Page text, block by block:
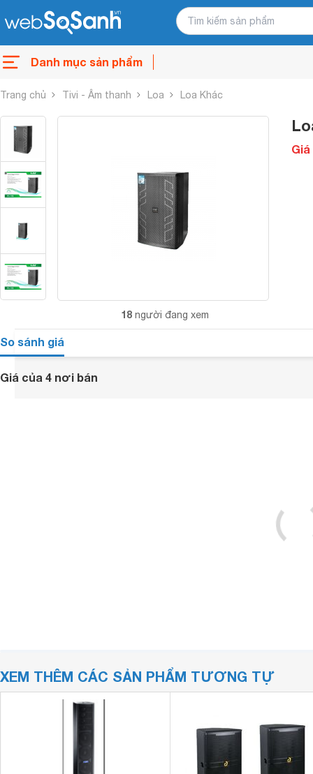
Danh mục sản phẩm
Trang chủ Tivi - Âm thanh Loa Loa Khác
18 người đang xem
Giá
So sánh giá
Giá của 4 nơi bán
XEM THÊM CÁC SẢN PHẨM TƯƠNG TỰ